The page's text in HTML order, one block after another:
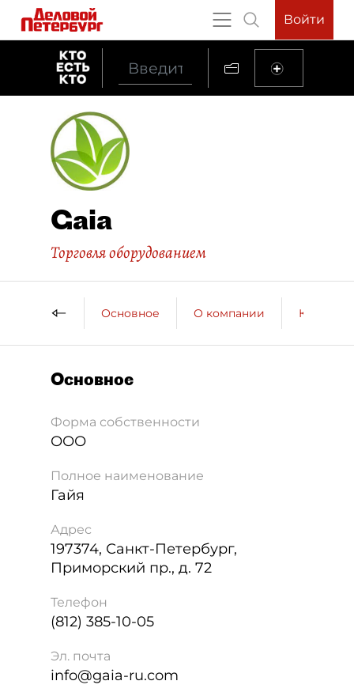
Войти
Gaia
Торговля оборудованием
Основное О компании
Основное
Форма собственности
ООО
Полное наименование
Гайя
Адрес
197374, Санкт-Петербург,
Приморский пр., д. 72
Телефон
(812) 385-10-05
Эл. почта
info@gaia-ru.com